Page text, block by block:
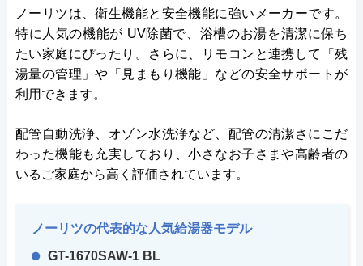
ノーリツは、衛生機能と安全機能に強いメーカーです。
特に人気の機能が UV除菌で、浴槽のお湯を清潔に保ち
たい家庭にぴったり。さらに、リモコンと連携して「残
湯量の管理」や「見まもり機能」などの安全サポートが
利用できます。
配管自動洗浄、オゾン水洗浄など、配管の清潔さにこだ
わった機能も充実しており、小さなお子さまや高齢者の
いるご家庭から高く評価されています。
ノーリツの代表的な人気給湯器モデル
GT-1670SAW-1 BL